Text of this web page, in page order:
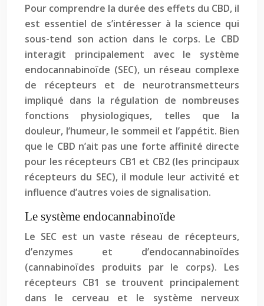
Pour comprendre la durée des effets du CBD, il
est essentiel de s’intéresser à la science qui
sous-tend son action dans le corps. Le CBD
interagit principalement avec le système
endocannabinoïde (SEC), un réseau complexe
de récepteurs et de neurotransmetteurs
impliqué dans la régulation de nombreuses
fonctions physiologiques, telles que la
douleur, l’humeur, le sommeil et l’appétit. Bien
que le CBD n’ait pas une forte affinité directe
pour les récepteurs CB1 et CB2 (les principaux
récepteurs du SEC), il module leur activité et
influence d’autres voies de signalisation.
Le système endocannabinoïde
Le SEC est un vaste réseau de récepteurs,
d’enzymes et d’endocannabinoïdes
(cannabinoïdes produits par le corps). Les
récepteurs CB1 se trouvent principalement
dans le cerveau et le système nerveux